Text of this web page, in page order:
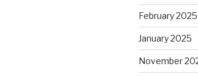
February 2025
January 2025
November